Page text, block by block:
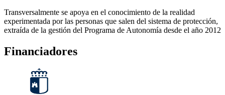
Transversalmente se apoya en el conocimiento de la realidad
experimentada por las personas que salen del sistema de protección,
extraída de la gestión del Programa de Autonomía desde el año 2012
Financiadores